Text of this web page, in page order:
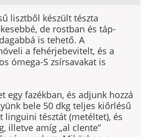
lisztből készült tészta
de rostban és táp­
is tehető. A
a fehérjebevitelt, és a
ómega-S zsírsavakat is
egy fazékban, és adjunk hozzá
bele 50 dkg teljes kiőrlésű
linguini tésztát (metéltet), és
illetve amíg „al clente”